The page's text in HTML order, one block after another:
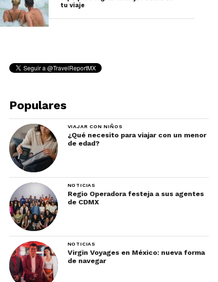
tu viaje
Populares
VIAJAR CON NIÑOS
¿Qué necesito para viajar con un menor
de edad?
NOTICIAS
Regio Operadora festeja a sus agentes
de CDMX
NOTICIAS
Virgin Voyages en México: nueva forma
de navegar